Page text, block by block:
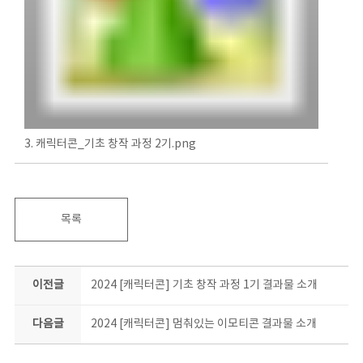
3. 캐릭터콘_기초 창작 과정 2기.png
목록
이전글 2024 [캐릭터콘] 기초 창작 과정 1기 결과물 소개
다음글 2024 [캐릭터콘] 멈춰있는 이모티콘 결과물 소개